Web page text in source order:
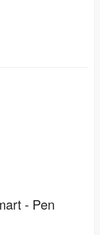
- Pen